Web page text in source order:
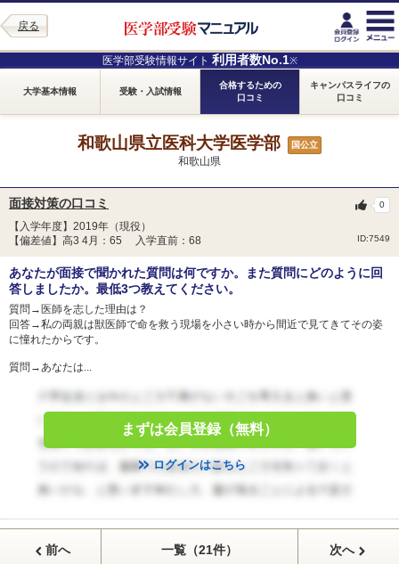
戻る
医学部受験情報サイト 利用者数No.1※
大学基本情報 受験・入試情報
合格するための
口コミ
キャンパスライフの
口コミ
和歌山県立医科大学医学部 国公立
和歌山県
面接対策の口コミ
【入学年度】2019年（現役）
【偏差値】高3 4月：65 入学直前：68
ID:7549
0
あなたが面接で聞かれた質問は何ですか。また質問にどのように回
答しましたか。最低3つ教えてください。
質問→医師を志した理由は？
回答→私の両親は獣医師で命を救う現場を小さい時から間近で見てきてその姿
に憧れたからです。
質問→あなたは...
まずは会員登録（無料）
ログインはこちら
前へ 一覧（21件） 次へ